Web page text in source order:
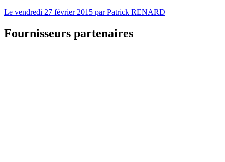
Le vendredi 27 février 2015 parPatrick RENARD
Fournisseurs partenaires